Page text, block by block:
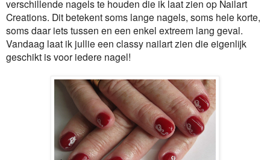
verschillende nagels te houden die ik laat zien op Nailart
Creations. Dit betekent soms lange nagels, soms hele korte,
soms daar iets tussen en een enkel extreem lang geval.
Vandaag laat ik jullie een classy nailart zien die eigenlijk
geschikt is voor iedere nagel!